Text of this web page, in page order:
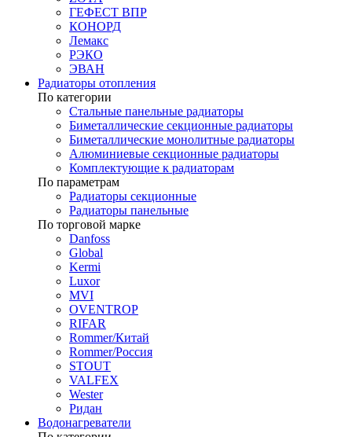
ГЕФЕСТ ВПР
КОНОРД
Лемакс
РЭКО
ЭВАН
Радиаторы отопления
По категории
Стальные панельные радиаторы
Биметаллические секционные радиаторы
Биметаллические монолитные радиаторы
Алюминиевые секционные радиаторы
Комплектующие к радиаторам
По параметрам
Радиаторы секционные
Радиаторы панельные
По торговой марке
Danfoss
Global
Kermi
Luxor
MVI
OVENTROP
RIFAR​
Rommer/Китай
Rommer/Россия
STOUT
VALFEX
Wester
Ридан
Водонагреватели